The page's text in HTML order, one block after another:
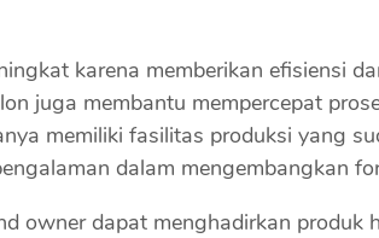
karena memberikan efisiensi
juga membantu mempercepat
memiliki fasilitas produksi yang
dalam mengembangkan
owner dapat menghadirkan produk